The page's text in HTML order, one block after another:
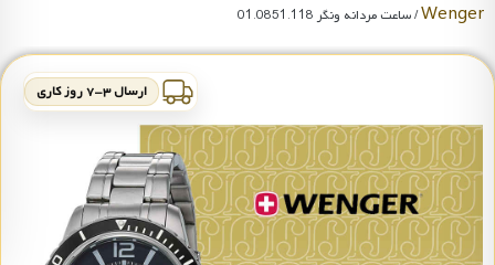
Wenger/ ساعت مردانه ونگر 01.0851.118
ارسال ۳-۷ روز کاری